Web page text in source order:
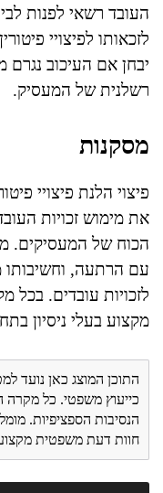
העובד רשאי לפנות
לזכאותו לפיצויי
יבחן אם העיכוב
רשלנית של המעסיק.
מסקנות
פיצוי הלנת פיצויי
את מימוש זכויות
הכוח של המעסיקים.
עם הרתעה, וחשיבותו
לזכויות עובדים. בכל
מקצוע בעלי ניסיון
התוכן המוצג כאן נועד
כייעוץ משפטי. כל מקרה
הנסיבות הספציפיות.
חוות דעת משפטית